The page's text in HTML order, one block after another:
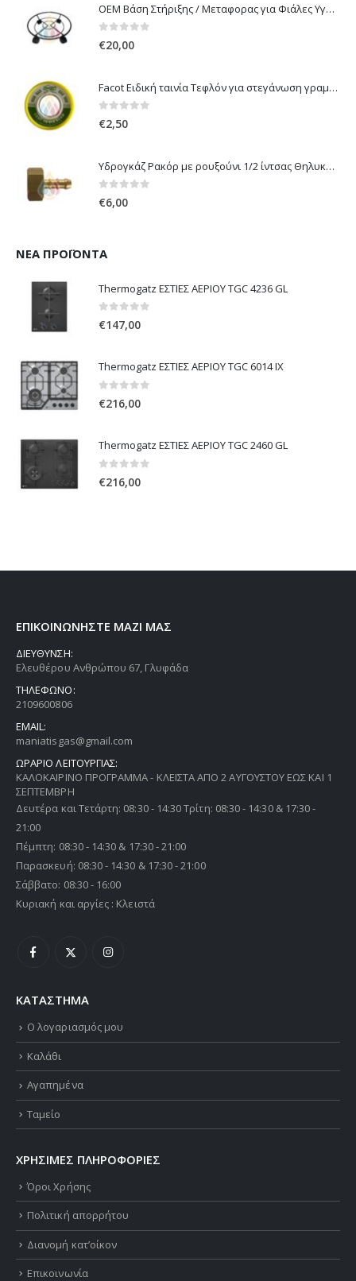
OEM Βάση Στήριξης / Μεταφορας για Φιάλες Υγραερίου 10 kg & 13 kg με ροδάκια
0out of 5
€20,00
Facot Ειδική ταινία Τεφλόν για στεγάνωση γραμμών αερίου 12m
0out of 5
€2,50
Υδρογκάζ Ρακόρ με ρουξούνι 1/2 ίντσας Θηλυκό Δεξιόστροφο για σύνδεση συσκευών με λάστιχο υγραερίου 8mm
0out of 5
€6,00
ΝΈΑ ΠΡΟΪΌΝΤΑ
Thermogatz ΕΣΤΙΕΣ ΑΕΡΙΟΥ TGC 4236 GL
0out of 5
€147,00
Thermogatz ΕΣΤΙΕΣ ΑΕΡΙΟΥ TGC 6014 IX
0out of 5
€216,00
Thermogatz ΕΣΤΙΕΣ ΑΕΡΙΟΥ TGC 2460 GL
€216,00
ΕΠΙΚΟΙΝΩΝΗΣΤΕ ΜΑΖΙ ΜΑΣ
ΔΙΕΥΘΥΝΣΗ:
Ελευθέρου Ανθρώπου 67, Γλυφάδα
ΤΗΛΕΦΩΝΟ:
2109600806
EMAIL:
maniatisgas@gmail.com
ΩΡΑΡΙΟ ΛΕΙΤΟΥΡΓΙΑΣ:
ΚΑΛΟΚΑΙΡΙΝΟ ΠΡΟΓΡΑΜΜΑ - ΚΛΕΙΣΤΑ ΑΠΟ 2 ΑΥΓΟΥΣΤΟΥ ΕΩΣ ΚΑΙ 1
ΣΕΠΤΕΜΒΡΗ
Δευτέρα και Τετάρτη: 08:30 - 14:30 Τρίτη: 08:30 - 14:30 & 17:30 -
21:00
Πέμπτη: 08:30 - 14:30 & 17:30 - 21:00
Παρασκευή: 08:30 - 14:30 & 17:30 - 21:00
Σάββατο: 08:30 - 16:00
Κυριακή και αργίες : Κλειστά
ΚΑΤΑΣΤΗΜΑ
Ο λογαριασμός μου
Καλάθι
Αγαπημένα
Ταμείο
ΧΡΗΣΙΜΕΣ ΠΛΗΡΟΦΟΡΙΕΣ
Όροι Χρήσης
Πολιτική απορρήτου
Διανομή κατ’οίκον
Επικοινωνία